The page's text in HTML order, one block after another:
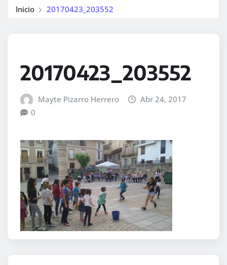
Inicio 20170423_203552
20170423_203552
Mayte Pizarro Herrero
Abr 24, 2017
0